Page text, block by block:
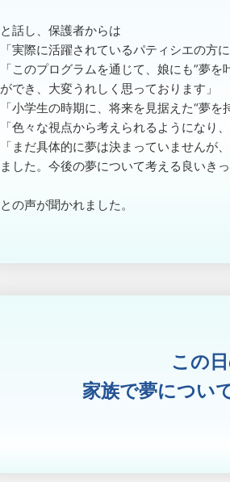
と話し、保護者からは
「実際に活躍されているパティシエの方
「このプログラムを通じて、娘にも”夢
ができ、大変うれしく思っております」
「小学生の時期に、将来を見据えた“夢
「色々な視点から考えられるようになり
「まだ具体的に夢は決まっていませんが
ました。今後の夢について考える良いき
との声が聞かれました。
この
家族で夢につい